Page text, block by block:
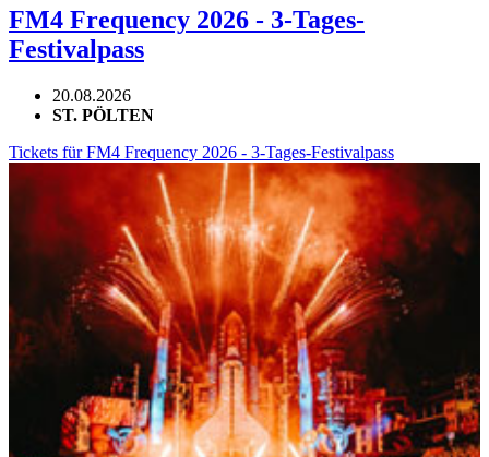
FM4 Frequency 2026 - 3-Tages-
Festivalpass
20.08.2026
ST. PÖLTEN
Tickets für FM4 Frequency 2026 - 3-Tages-Festivalpass